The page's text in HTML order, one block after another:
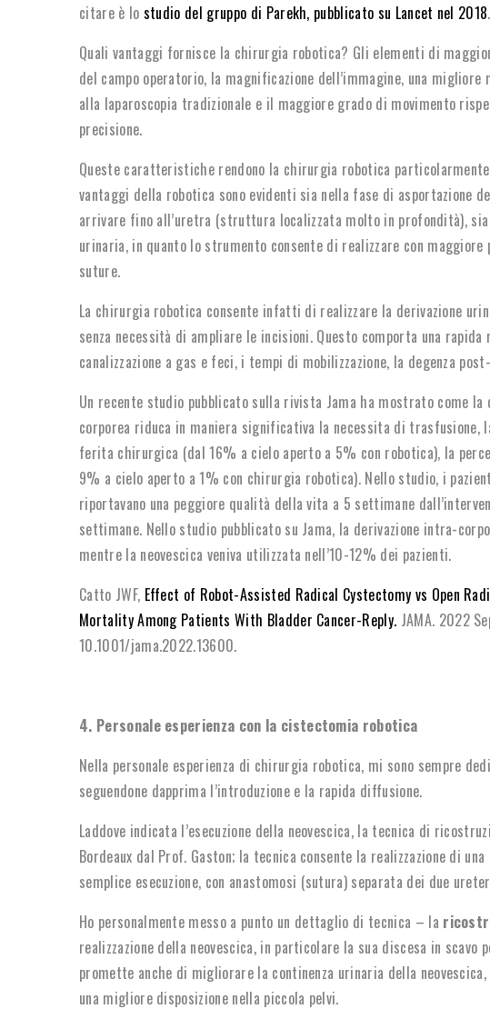
citare è lo studio del gruppo di Parekh, pubblicato su Lancet nel 2018.
Quali vantaggi fornisce la chirurgia robotica? Gli elementi di
del campo operatorio, la magnificazione dell’immagine, una
alla laparoscopia tradizionale e il maggiore grado di movimento
precisione.
Queste caratteristiche rendono la chirurgia robotica
vantaggi della robotica sono evidenti sia nella fase di asportazione
arrivare fino all’uretra (struttura localizzata molto in profondità),
urinaria, in quanto lo strumento consente di realizzare con
suture.
La chirurgia robotica consente infatti di realizzare la derivazione
senza necessità di ampliare le incisioni. Questo comporta una
canalizzazione a gas e feci, i tempi di mobilizzazione, la degenza
Un recente studio pubblicato sulla rivista Jama ha mostrato come
corporea riduca in maniera significativa la necessita di trasfusione,
ferita chirurgica (dal 16% a cielo aperto a 5% con robotica), la
9% a cielo aperto a 1% con chirurgia robotica). Nello studio, i
riportavano una peggiore qualità della vita a 5 settimane
settimane. Nello studio pubblicato su Jama, la derivazione intra-
mentre la neovescica veniva utilizzata nell’10-12% dei pazienti.
Catto JWF, Effect of Robot-Assisted Radical Cystectomy vs Open
Mortality Among Patients With Bladder Cancer-Reply. JAMA. 2022
10.1001/jama.2022.13600.
4. Personale esperienza con la cistectomia robotica
Nella personale esperienza di chirurgia robotica, mi sono sempre
seguendone dapprima l’introduzione e la rapida diffusione.
Laddove indicata l’esecuzione della neovescica, la tecnica di
Bordeaux dal Prof. Gaston; la tecnica consente la realizzazione di
semplice esecuzione, con anastomosi (sutura) separata dei due
Ho personalmente messo a punto un dettaglio di tecnica – la
realizzazione della neovescica, in particolare la sua discesa in scavo
promette anche di migliorare la continenza urinaria della
una migliore disposizione nella piccola pelvi.